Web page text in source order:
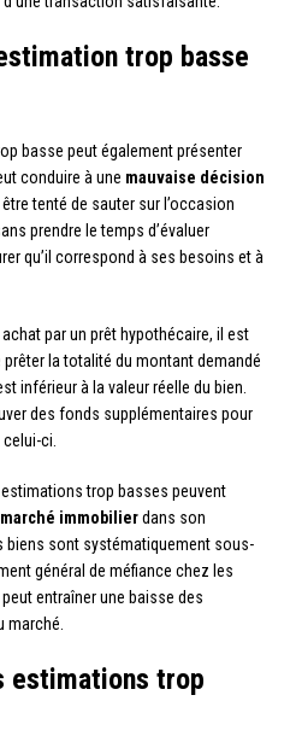
trop basse
basse peut également présenter
conduire à une mauvaise décision
être tenté de sauter sur l’occasion
prendre le temps d’évaluer
qu’il correspond à ses besoins et à
par un prêt hypothécaire, il est
la totalité du montant demandé
inférieur à la valeur réelle du bien.
des fonds supplémentaires pour
ci.
trop basses peuvent
marché immobilierdans son
biens sont systématiquement sous-
général de méfiance chez les
entraîner une baisse des
estimations trop